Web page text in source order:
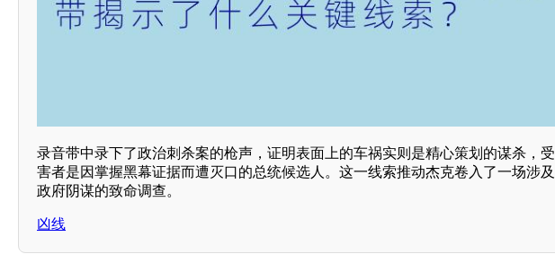
录音带中录下了政治刺杀案的枪声，证明表面上的车祸实则是精心策划的谋杀，受
害者是因掌握黑幕证据而遭灭口的总统候选人。这一线索推动杰克卷入了一场涉及
政府阴谋的致命调查。
凶线